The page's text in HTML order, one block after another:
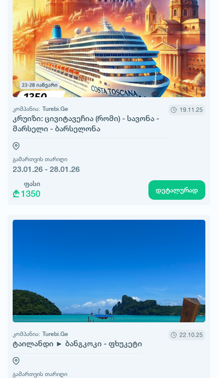
კომპანია: Turebi.Ge
კრუიზი: ცივიტავეჩია (რომი) - სავონა -
მარსელი - ბარსელონა
19.11.25
გამართვის თარიღი
23.01.26 - 28.01.26
ფასი
1350 დეტალურად
კომპანია: Turebi.Ge
ტაილანდი ► ბანგკოკი - ფხუკეტი
22.10.25
გამართვის თარიღი